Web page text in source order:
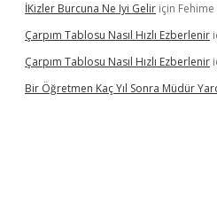
İKizler Burcuna Ne Iyi Gelir için Fehime
Çarpım Tablosu Nasıl Hızlı Ezberlenir
Çarpım Tablosu Nasıl Hızlı Ezberlenir
Bir Öğretmen Kaç Yıl Sonra Müdür